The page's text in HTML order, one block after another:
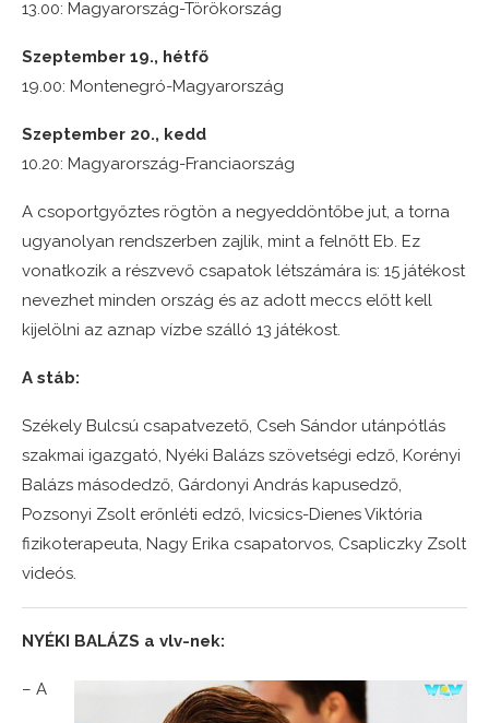
13.00: Magyarország-Törökország
Szeptember 19., hétfő
19.00: Montenegró-Magyarország
Szeptember 20., kedd
10.20: Magyarország-Franciaország
A csoportgyőztes rögtön a negyeddöntőbe jut, a torna
ugyanolyan rendszerben zajlik, mint a felnőtt Eb. Ez
vonatkozik a részvevő csapatok létszámára is: 15 játékost
nevezhet minden ország és az adott meccs előtt kell
kijelölni az aznap vízbe szálló 13 játékost.
A stáb:
Székely Bulcsú csapatvezető, Cseh Sándor utánpótlás
szakmai igazgató, Nyéki Balázs szövetségi edző, Korényi
Balázs másodedző, Gárdonyi András kapusedző,
Pozsonyi Zsolt erőnléti edző, Ivicsics-Dienes Viktória
fizikoterapeuta, Nagy Erika csapatorvos, Csapliczky Zsolt
videós.
NYÉKI BALÁZS a vlv-nek:
– A